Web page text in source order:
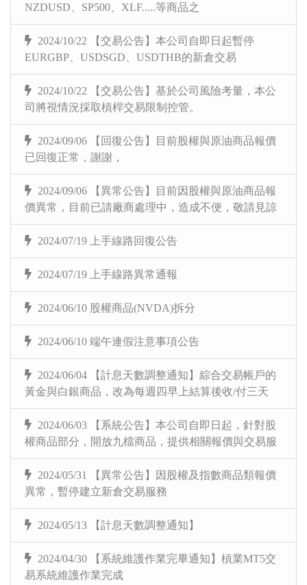
NZDUSD、SP500、XLF.....等商品之
2024/10/22 【交易公告】本公司自即日起暫停
EURGBP、USDSGD、USDTHB的新倉交易
2024/10/22 【交易公告】基於公司風險考量，本公
司將視情況採取槓桿交易限制控管。
2024/09/06 【回復公告】目前股權與原油商品報價
已回復正常，謝謝，
2024/09/06 【異常公告】目前因股權與原油商品報
價異常，目前已請廠商處理中，造成不便，敬請見諒
2024/07/19 上手線路回復公告
2024/07/19 上手線路異常通報
2024/06/10 股權商品(NVDA)拆分
2024/06/10 端午連假注意事項公告
2024/06/04 【計息天數調整通知】綜合交易帳戶的
黃金與白銀商品，改為每週四早上結算後收/付三天
2024/06/03 【系統公告】本公司自即日起，針對股
權商品部分，開放九檔商品，提供相關報價與交易服
2024/05/31 【異常公告】因股權及指數商品類報價
異常，暫停建立新倉交易服務
2024/05/13 【計息天數調整通知】
2024/04/30 【系統維護作業完畢通知】槓業MT5交
易系統維護作業完成